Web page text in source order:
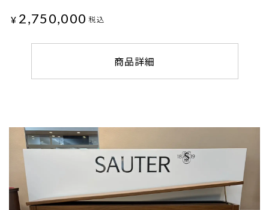
¥ 2,750,000 税込
商品詳細